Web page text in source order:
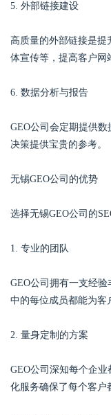
5. 外部链接建设
高质量的外部链接是提
体宣传等，提高客户网
6. 数据分析与报告
GEO公司会定期提供
决策提供宝贵的参考。
无锡GEO公司的优势
选择无锡GEO公司的
1. 专业的团队
GEO公司拥有一支经
中的每位成员都能为客
2. 量身定制的方案
GEO公司深知每个企
化服务确保了每个客户